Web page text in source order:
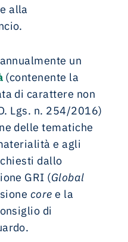
alla
un
(contenente la
di carattere non
Lgs. n. 254/2016)
delle tematiche
e agli
dallo
GRI (Global
core e la
di